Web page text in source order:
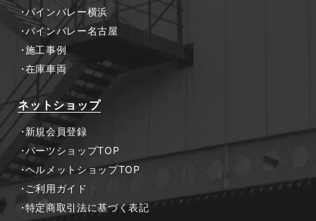
パインバレー横浜
パインバレー名古屋
施工事例
在庫車両
ネットショップ
新規会員登録
パーツショップTOP
ヘルメットショップTOP
ご利用ガイド
特定商取引法に基づく表記